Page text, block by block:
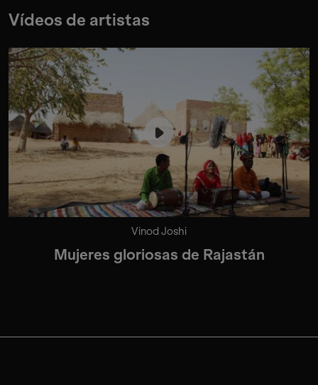
Vídeos de artistas
Vinod Joshi
Mujeres gloriosas de Rajastán